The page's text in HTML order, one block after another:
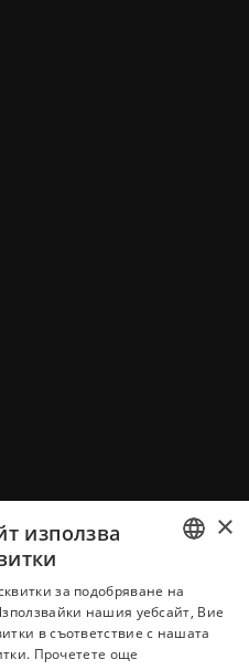
BULGARIAN
ENGLISH
×
използва
за подобряване на
нашия уебсайт, Вие
в съответствие с нашата
Прочетете още